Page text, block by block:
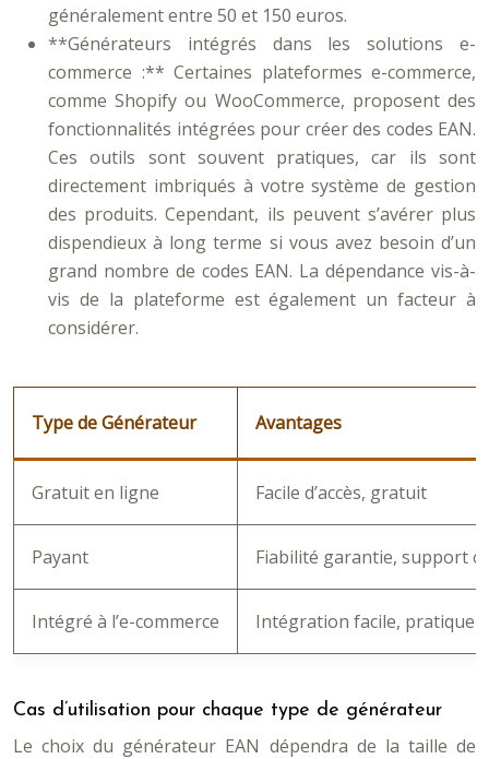
généralement entre 50 et 150 euros.
**Générateurs intégrés dans les solutions e-
commerce :** Certaines plateformes e-commerce,
comme Shopify ou WooCommerce, proposent des
fonctionnalités intégrées pour créer des codes EAN.
Ces outils sont souvent pratiques, car ils sont
directement imbriqués à votre système de gestion
des produits. Cependant, ils peuvent s’avérer plus
dispendieux à long terme si vous avez besoin d’un
grand nombre de codes EAN. La dépendance vis-à-
vis de la plateforme est également un facteur à
considérer.
Type de Générateur Avantages
Gratuit en ligne Facile d’accès, gratuit
Payant Fiabilité garantie, support
Intégré à l’e-commerce Intégration facile, pratique
Cas d’utilisation pour chaque type de générateur
Le choix du générateur EAN dépendra de la taille de